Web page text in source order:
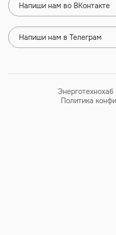
Напиши нам во ВКонтакте
Напиши нам в Телеграм
Политика